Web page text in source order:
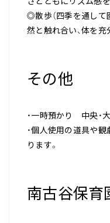
◎散歩（四季を通して
然と触れ合い、体を充
その他
・一時預かり 中央・
・個人使用の道具や
ります。
南古谷保育